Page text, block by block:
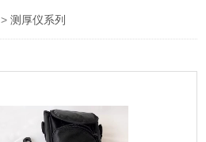
>测厚仪系列